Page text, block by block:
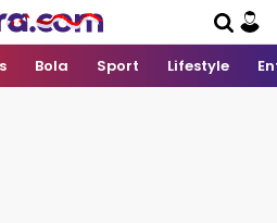
Bola Sport Lifestyle